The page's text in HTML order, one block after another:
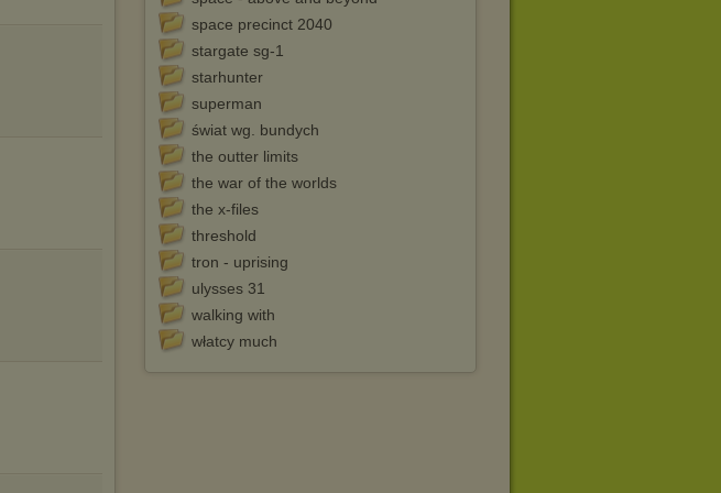
wyświetlana Ci reklama nie
a będzie to reklama
przeglądarki internetowej w
plików cookies na
usunąć pliki cookies,
ustawieniach przeglądarki
znajdziesz pod adresem
space precinct 2040
stargate sg-1
starhunter
superman
świat wg. bundych
the outter limits
the war of the worlds
the x-files
threshold
tron - uprising
ulysses 31
walking with
włatcy much